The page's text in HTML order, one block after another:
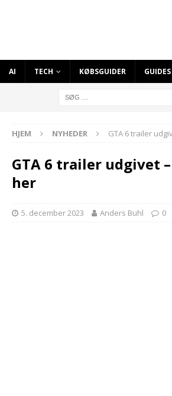
AI TECH KØBSGUIDER GUIDES
HJEM NYHEDER GTA 6 trailer
GTA 6 trailer udgivet
her
5. december 2023 Anders Buhl 0